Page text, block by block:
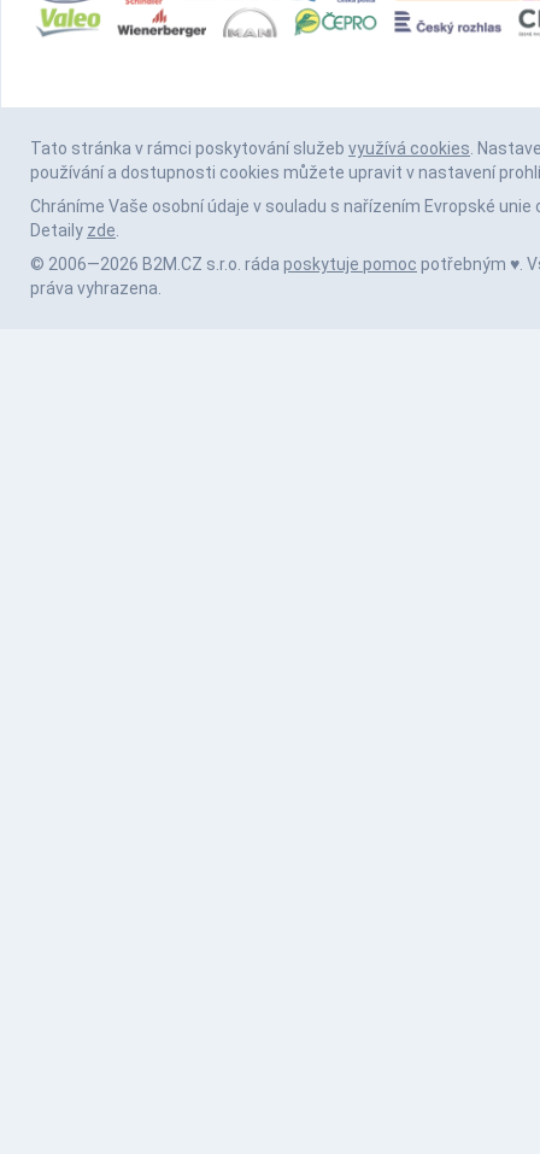
Tato stránka v rámci poskytování služeb využívá cookies.
používání a dostupnosti cookies můžete upravit v nastavení
Chráníme Vaše osobní údaje v souladu s nařízením Evropské unie
Detaily zde.
© 2006—2026 B2M.CZ s.r.o. ráda poskytuje pomoc potřebným ♥️.
práva vyhrazena.